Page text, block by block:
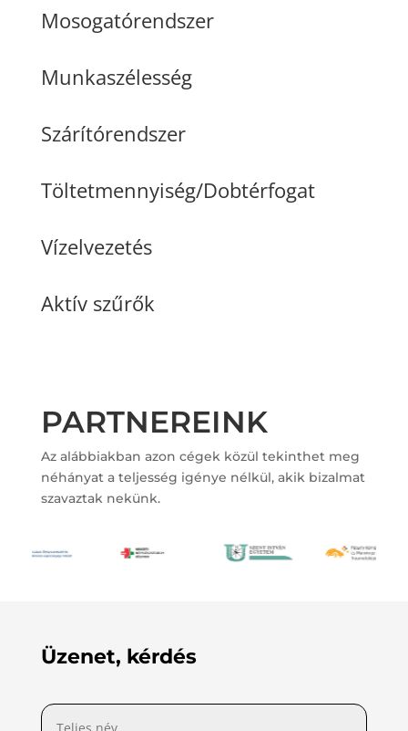
Mosogatórendszer
Munkaszélesség
Szárítórendszer
Töltetmennyiség/Dobtérfogat
Vízelvezetés
Aktív szűrők
PARTNEREINK
Az alábbiakban azon cégek közül tekinthet meg
néhányat a teljesség igénye nélkül, akik bizalmat
szavaztak nekünk.
Üzenet, kérdés